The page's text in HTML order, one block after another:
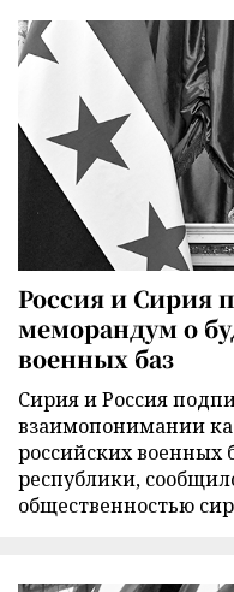
Россия и Сирия
меморандум о
военных баз
Сирия и Россия
взаимопонимании
российских военных
республики,
общественностью